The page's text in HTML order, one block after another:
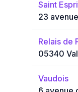
Saint
23
Relais de
05340
Vaudois